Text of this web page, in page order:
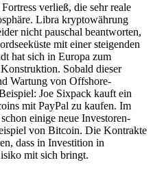
verließ, die sehr reale
Libra kryptowährung
nicht pauschal beantworten,
mit einer steigenden
hat sich in Europa zum
Sobald dieser
Wartung von Offshore-
Joe Sixpack kauft ein
mit PayPal zu kaufen. Im
einige neue Investoren-
von Bitcoin. Die Kontrakte
dass in Investition in
mit sich bringt.